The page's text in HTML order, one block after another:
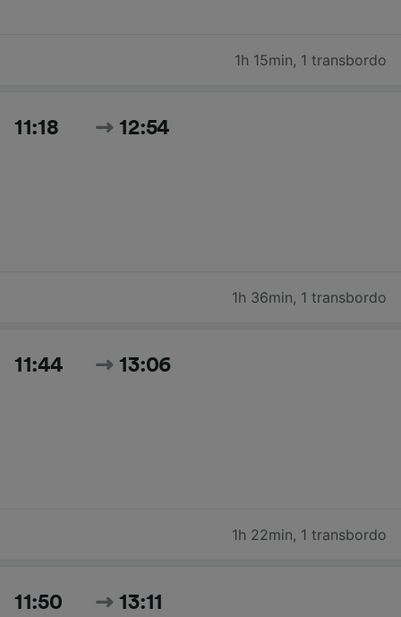
1h 15min, 1 transbordo
11:18 12:54
1h 36min, 1 transbordo
11:44 13:06
1h 22min, 1 transbordo
11:50 13:11